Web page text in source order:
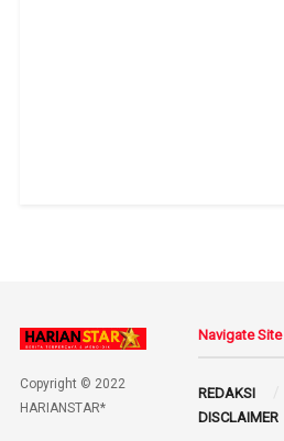
Copyright © 2022
HARIANSTAR*
Navigate Site
REDAKSI
DISCLAIMER